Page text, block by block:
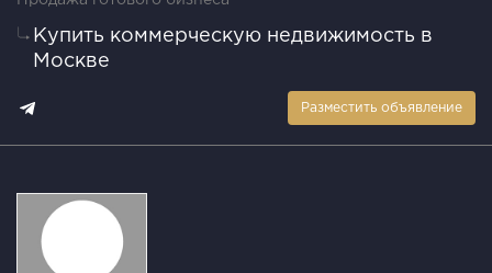
Купить коммерческую недвижимость в
Москве
Разместить объявление